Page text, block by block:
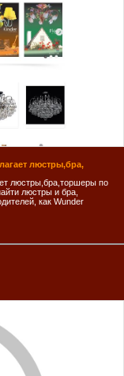
люстры,бра,
люстры,бра,торшеры по
люстры и бра,
как Wunder